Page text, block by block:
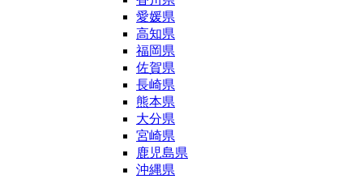
愛媛県
高知県
福岡県
佐賀県
長崎県
熊本県
大分県
宮崎県
鹿児島県
沖縄県